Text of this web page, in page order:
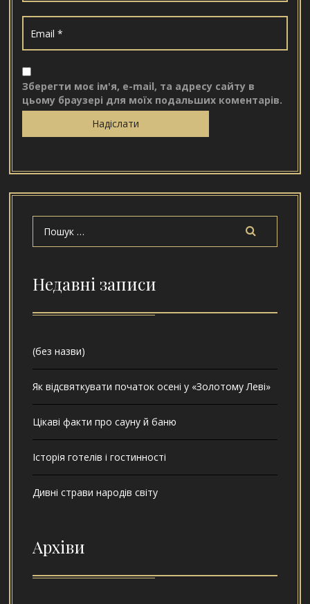
Зберегти моє ім'я, e-mail, та адресу сайту в
цьому браузері для моїх подальших коментарів.
Недавні записи
(без назви)
Як відсвяткувати початок осені у «Золотому Леві»
Цікаві факти про сауну й баню
Історія готелів і гостинності
Дивні страви народів світу
Архіви